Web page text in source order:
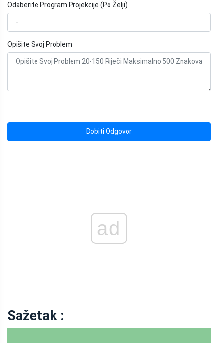
Odaberite Program Projekcije (Po Želji)
Opišite Svoj Problem
Dobiti Odgovor
ad
Sažetak :